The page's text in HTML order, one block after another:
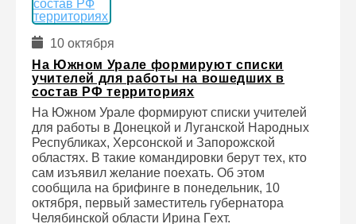
10 октября
На Южном Урале формируют списки
учителей для работы на вошедших в
состав РФ территориях
На Южном Урале формируют списки учителей
для работы в Донецкой и Луганской Народных
Республиках, Херсонской и Запорожской
областях. В такие командировки берут тех, кто
сам изъявил желание поехать. Об этом
сообщила на брифинге в понедельник, 10
октября, первый заместитель губернатора
Челябинской области Ирина Гехт.